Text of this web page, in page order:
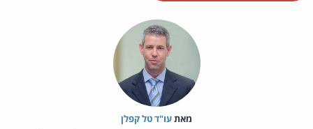
מאת‏עו"ד טל קפלן